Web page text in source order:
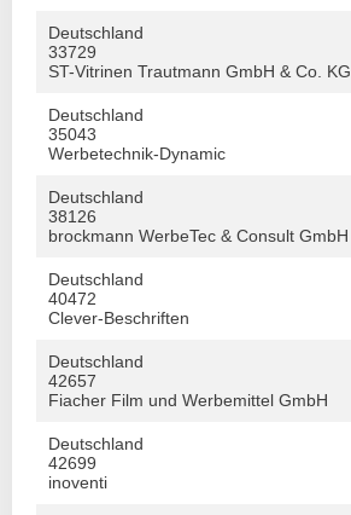
Deutschland
33729
ST-Vitrinen Trautmann GmbH & Co. KG
Deutschland
35043
Werbetechnik-Dynamic
Deutschland
38126
brockmann WerbeTec & Consult GmbH
Deutschland
40472
Clever-Beschriften
Deutschland
42657
Fiacher Film und Werbemittel GmbH
Deutschland
42699
inoventi